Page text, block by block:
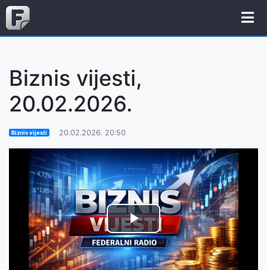
Biznis vijesti,
20.02.2026.
Biznis vijesti 20.02.2026. 20:50
Play
Video